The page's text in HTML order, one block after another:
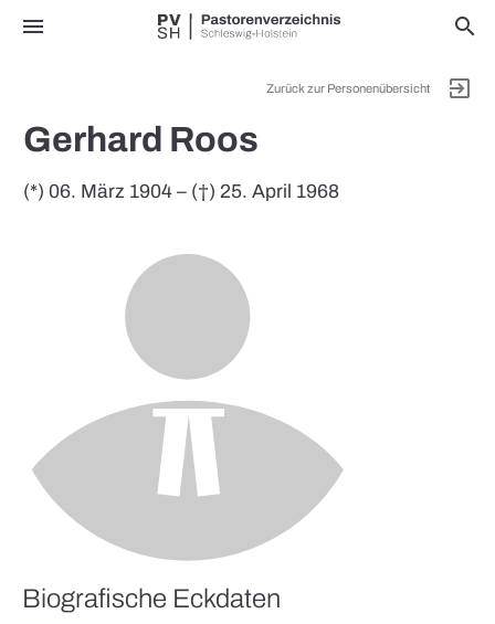
menu search
Zurück zur Personenübersicht exit_to_app
Gerhard Roos
(*) 06. März 1904 – (†) 25. April 1968
Biografische Eckdaten